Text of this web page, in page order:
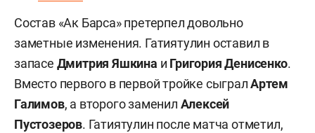
Состав «Ак Барса» претерпел довольно
заметные изменения. Гатиятулин оставил в
запасе Дмитрия Яшкина и Григория Денисенко.
Вместо первого в первой тройке сыгралАртем
Галимов, а второго заменил Алексей
Пустозеров. Гатиятулин после матча отметил,